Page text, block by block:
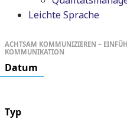
Leichte Sprache
ACHTSAM KOMMUNIZIEREN –
KOMMUNIKATION
Datum
Typ